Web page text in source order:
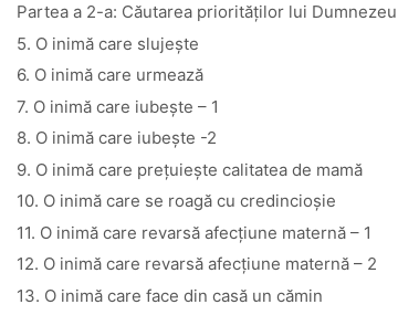
Partea a 2-a: Căutarea priorităților lui Dumnezeu
5. O inimă care slujește
6. O inimă care urmează
7. O inimă care iubește – 1
8. O inimă care iubește -2
9. O inimă care prețuiește calitatea de mamă
10. O inimă care se roagă cu credincioșie
11. O inimă care revarsă afecțiune maternă – 1
12. O inimă care revarsă afecțiune maternă – 2
13. O inimă care face din casă un cămin